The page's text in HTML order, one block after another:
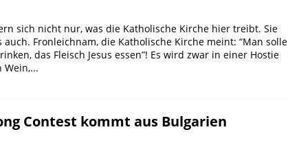
sich nicht nur, was die Katholische Kirche hier treibt. Sie
Fronleichnam, die Katholische Kirche meint: “Man solle
das Fleisch Jesus essen”! Es wird zwar in einer Hostie
Wein,...
Contest kommt aus Bulgarien